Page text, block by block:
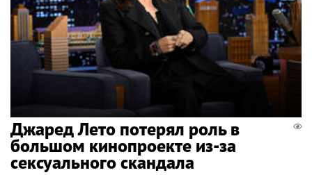
Джаред Лето потерял роль в
большом кинопроекте из-за
сексуального скандала